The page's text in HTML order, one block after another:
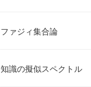
ファジィ集合論
知識の擬似スペクトル